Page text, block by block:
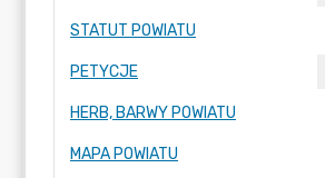
STATUT POWIATU
PETYCJE
HERB, BARWY POWIATU
MAPA POWIATU